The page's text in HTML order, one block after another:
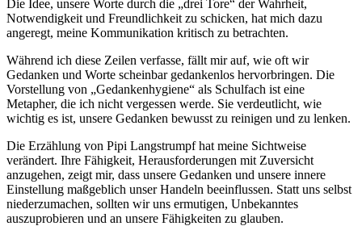
Die Idee, unsere Worte durch die „drei Tore“ der Wahrheit,
Notwendigkeit und Freundlichkeit zu schicken, hat mich dazu
angeregt, meine Kommunikation kritisch zu betrachten.
Während ich diese Zeilen verfasse, fällt mir auf, wie oft wir
Gedanken und Worte scheinbar gedankenlos hervorbringen. Die
Vorstellung von „Gedankenhygiene“ als Schulfach ist eine
Metapher, die ich nicht vergessen werde. Sie verdeutlicht, wie
wichtig es ist, unsere Gedanken bewusst zu reinigen und zu lenken.
Die Erzählung von Pipi Langstrumpf hat meine Sichtweise
verändert. Ihre Fähigkeit, Herausforderungen mit Zuversicht
anzugehen, zeigt mir, dass unsere Gedanken und unsere innere
Einstellung maßgeblich unser Handeln beeinflussen. Statt uns selbst
niederzumachen, sollten wir uns ermutigen, Unbekanntes
auszuprobieren und an unsere Fähigkeiten zu glauben.